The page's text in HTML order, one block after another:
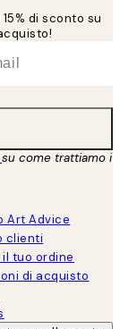
di sconto su
su come trattiamo i
Art Advice
clienti
tuo ordine
di acquisto